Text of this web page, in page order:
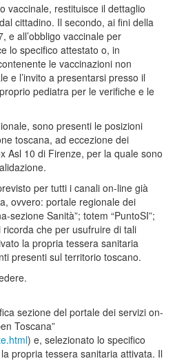
vaccinale, restituisce il dettaglio
cittadino. Il secondo, ai fini della
e all’obbligo vaccinale per
lo specifico attestato o, in
le vaccinazioni non
e l’invito a presentarsi presso il
pediatra per le verifiche e le
sono presenti le posizioni
toscana, ad eccezione dei
Asl 10 di Firenze, per la quale sono
per tutti i canali on-line già
ovvero: portale regionale dei
sezione Sanità”; totem “PuntoSI”;
ricorda che per usufruire di tali
la propria tessera sanitaria
presenti sul territorio toscano.
sezione del portale dei servizi on-
Toscana”
) e, selezionato lo specifico
propria tessera sanitaria attivata. Il